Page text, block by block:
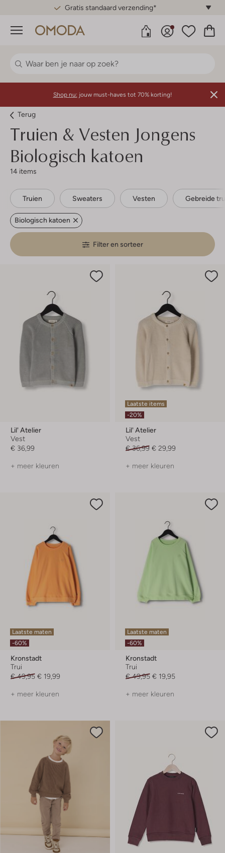
Gratis standaard verzending*
Menu
Shop nu: jouw must-haves tot 70% korting!
Terug
Truien & Vesten Jongens
Biologisch katoen
14 items
Truien Sweaters Vesten Gebreide
Biologisch katoen
Filter en sorteer
Lil' Atelier
Vest
€ 36,99
+ meer kleuren
Laatste items
-20%
Lil' Atelier
Vest
€ 36,99 € 29,99
+ meer kleuren
Laatste maten
-60%
Kronstadt
Trui
€ 49,95 € 19,99
+ meer kleuren
Laatste maten
-60%
Kronstadt
Trui
€ 49,95 € 19,95
+ meer kleuren